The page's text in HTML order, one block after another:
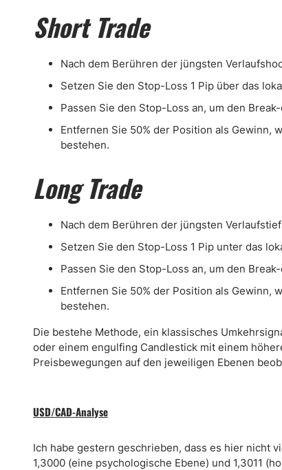
Short Trade
Nach dem Berühren der jüngsten
Setzen Sie den Stop-Loss 1 Pip über das
Passen Sie den Stop-Loss an, um den
Entfernen Sie 50% der Position als Gewinn,
bestehen.
Long Trade
Nach dem Berühren der jüngsten
Setzen Sie den Stop-Loss 1 Pip unter das
Passen Sie den Stop-Loss an, um den
Entfernen Sie 50% der Position als Gewinn,
bestehen.
Die bestehe Methode, ein klassisches
oder einem engulfing Candlestick mit einem
Preisbewegungen auf den jeweiligen Ebenen
USD/CAD-Analyse
Ich habe gestern geschrieben, dass es hier nicht
1,3000 (eine psychologische Ebene) und 1,3011